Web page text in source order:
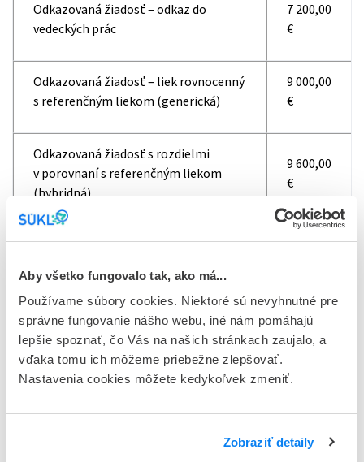
Aby všetko fungovalo tak, ako má...
Používame súbory cookies. Niektoré sú nevyhnutné pre
správne fungovanie nášho webu, iné nám pomáhajú
lepšie spoznať, čo Vás na našich stránkach zaujalo, a
vďaka tomu ich môžeme priebežne zlepšovať.
Nastavenia cookies môžete kedykoľvek zmeniť.
Zobraziť detaily
Odkazovaná žiadosť – odkaz do
vedeckých prác
7 200,00
€
Odkazovaná žiadosť – liek rovnocenný
s referenčným liekom (generická)
9 000,00
€
Odkazovaná žiadosť s rozdielmi
v porovnaní s referenčným liekom
(hybridná)
9 600,00
€
Nová kombinácia liečiv (fixná
9 000,00
Žiadosť so súhlasom držiteľa
registrácie lieku (informovaný súhlas)
3 500,00
€
€